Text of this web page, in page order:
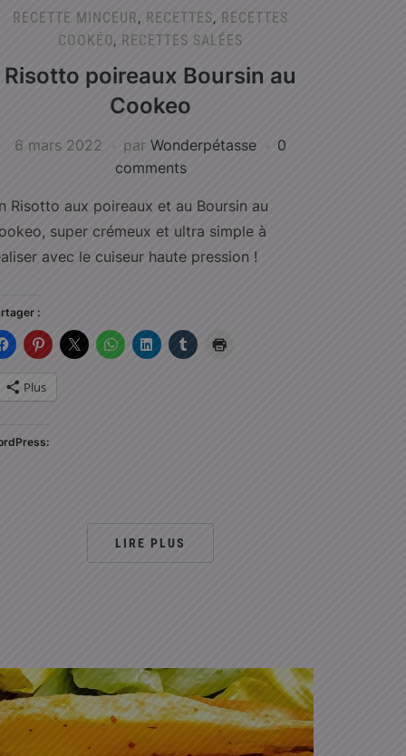
RECETTE MINCEUR, RECETTES, RECETTES
COOKÉO, RECETTES SALÉES
Risotto poireaux Boursin au
Cookeo
6 mars 2022 par Wonderpétasse
0
comments
Risotto aux poireaux et au Boursin au
super crémeux et ultra simple à
avec le cuiseur haute pression !
:
Plus
LIRE PLUS